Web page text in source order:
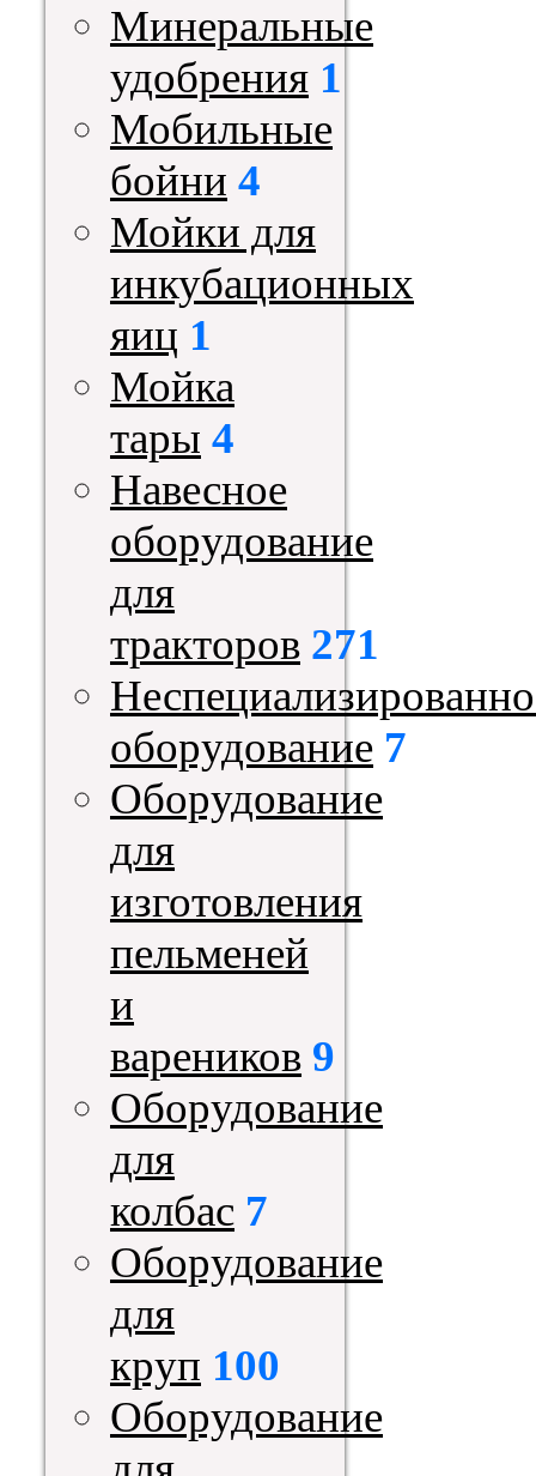
Минеральные
удобрения 1
Мобильные
бойни 4
Мойки для
инкубационных
яиц 1
Мойка
тары 4
Навесное
оборудование
для
тракторов 271
оборудование 7
Оборудование
для
изготовления
пельменей
и
вареников 9
Оборудование
для
колбас 7
Оборудование
для
круп 100
Оборудование